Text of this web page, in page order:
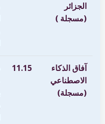
الجزائر
(مسجلة )
آفاق الذكاء
الاصطناعي
(مسجلة)
11.15